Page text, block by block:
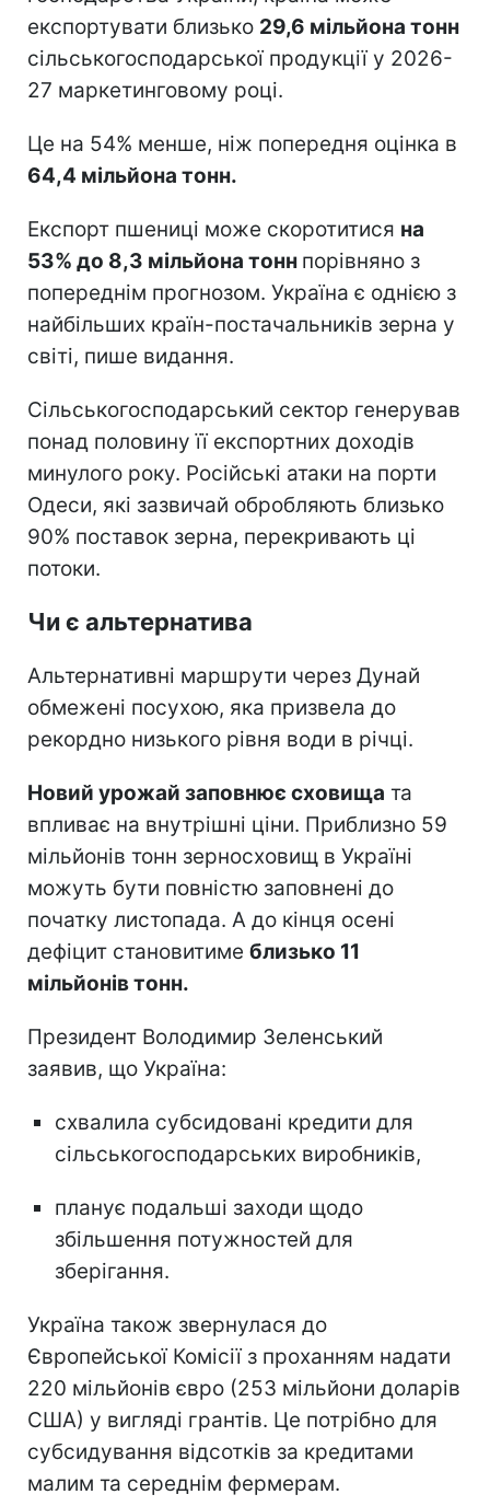
експортувати близько 29,6 мільйона тонн
сільськогосподарської продукції у 2026-
27 маркетинговому році.
Це на 54% менше, ніж попередня оцінка в
64,4 мільйона тонн.
Експорт пшениці може скоротитися на
53% до 8,3 мільйона тонн порівняно з
попереднім прогнозом. Україна є однією з
найбільших країн-постачальників зерна у
світі, пише видання.
Сільськогосподарський сектор генерував
понад половину її експортних доходів
минулого року. Російські атаки на порти
Одеси, які зазвичай обробляють близько
90% поставок зерна, перекривають ці
потоки.
Чи є альтернатива
Альтернативні маршрути через Дунай
обмежені посухою, яка призвела до
рекордно низького рівня води в річці.
Новий урожай заповнює сховища та
впливає на внутрішні ціни. Приблизно 59
мільйонів тонн зерносховищ в Україні
можуть бути повністю заповнені до
початку листопада. А до кінця осені
дефіцит становитиме близько 11
мільйонів тонн.
Президент Володимир Зеленський
заявив, що Україна:
схвалила субсидовані кредити для
сільськогосподарських виробників,
планує подальші заходи щодо
збільшення потужностей для
зберігання.
Україна також звернулася до
Європейської Комісії з проханням надати
220 мільйонів євро (253 мільйони доларів
США) у вигляді грантів. Це потрібно для
субсидування відсотків за кредитами
малим та середнім фермерам.